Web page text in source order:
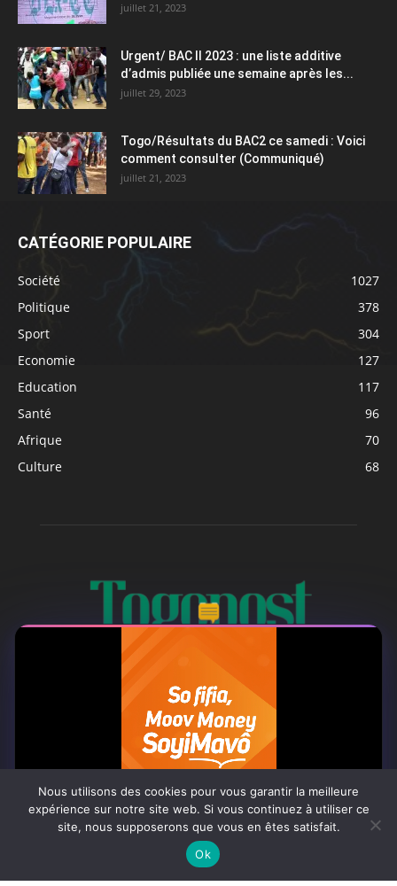
juillet 21, 2023
Urgent/ BAC II 2023 : une liste additive
d’admis publiée une semaine après les...
juillet 29, 2023
Togo/Résultats du BAC2 ce samedi : Voici
comment consulter (Communiqué)
juillet 21, 2023
CATÉGORIE POPULAIRE
Société
1027
Politique
378
Sport
304
Economie
127
Education
117
Santé
96
Afrique
70
Culture
68
À PROPOS
Togo Post est un site d'information en ligne ...
Tel : +228 98 42 82 18
Contactez-nous:contact@togopost.tg
Nous utilisons des cookies pour vous garantir la meilleure
expérience sur notre site web. Si vous continuez à utiliser ce
site, nous supposerons que vous en êtes satisfait.
Ok